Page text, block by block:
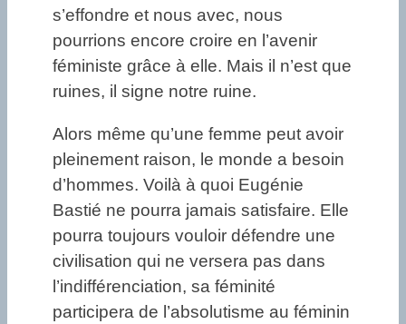
s’effondre et nous avec, nous
pourrions encore croire en l’avenir
féministe grâce à elle. Mais il n’est que
ruines, il signe notre ruine.
Alors même qu’une femme peut avoir
pleinement raison, le monde a besoin
d’hommes. Voilà à quoi Eugénie
Bastié ne pourra jamais satisfaire. Elle
pourra toujours vouloir défendre une
civilisation qui ne versera pas dans
l’indifférenciation, sa féminité
participera de l’absolutisme au féminin